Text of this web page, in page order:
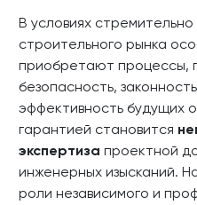
В условиях
строительного рынка
приобретают процессы,
безопасность,
эффективность будущих
гарантией становится
экспертиза проектной
инженерных изысканий.
роли независимого и